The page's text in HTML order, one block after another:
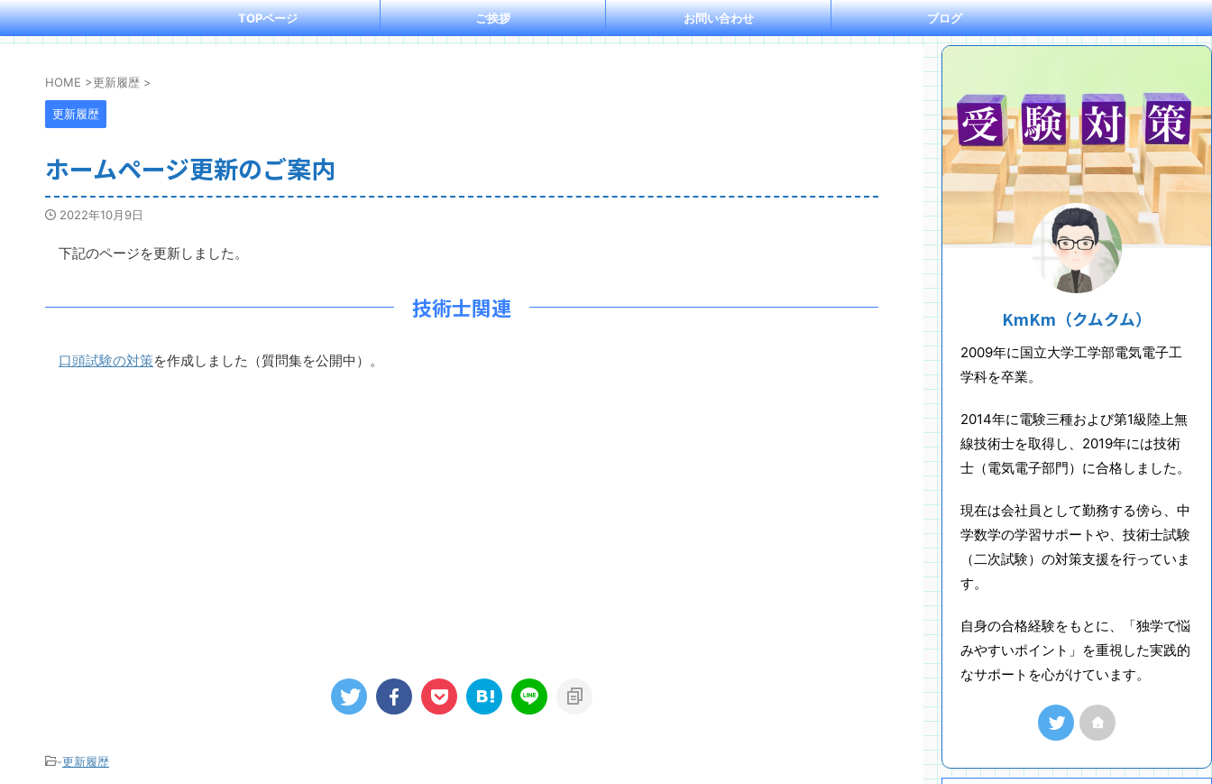
TOPページ ご挨拶 お問い合わせ ブログ
HOME >更新履歴 >
更新履歴
ホームページ更新のご案内
2022年10月9日
下記のページを更新しました。
技術士関連
口頭試験の対策を作成しました（質問集を公開中）。
-更新履歴
KmKm（クムクム）
2009年に国立大学工学部電気電子工
学科を卒業。
2014年に電験三種および第1級陸上無
線技術士を取得し、2019年には技術
士（電気電子部門）に合格しました。
現在は会社員として勤務する傍ら、中
学数学の学習サポートや、技術士試験
（二次試験）の対策支援を行っていま
す。
自身の合格経験をもとに、「独学で悩
みやすいポイント」を重視した実践的
なサポートを心がけています。